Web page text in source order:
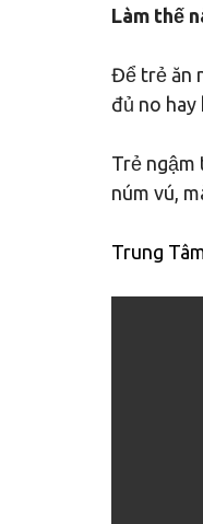
Làm thế
Để trẻ ăn
đủ no hay
Trẻ ngậm
núm vú,
Trung